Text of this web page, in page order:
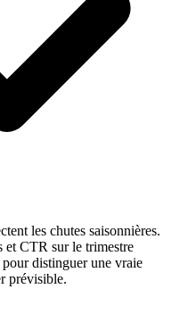
les chutes saisonnières.
et CTR sur le trimestre
distinguer une vraie
prévisible.